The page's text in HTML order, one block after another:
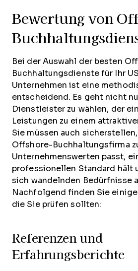
Bewertung von
Bei der Auswahl der besten
Buchhaltungsdienste für Ihr
Unternehmen ist eine
entscheidend. Es geht nicht
Dienstleister zu wählen, der
Leistungen zu einem
Sie müssen auch
Offshore-Buchhaltungsfirma
Unternehmenswerten passt,
professionellen Standard hält
sich wandelnden Bedürfnisse
Nachfolgend finden Sie
die Sie prüfen sollten:
Referenzen und
Erfahrungsberichte